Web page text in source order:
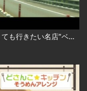
どさんこ総選挙！道民3738人が選ぶ“遠くても行きたい名店”ベスト10 2026-08-06